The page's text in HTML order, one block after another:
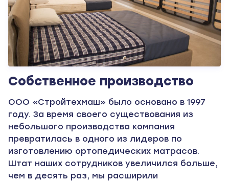
Собственное производство
ООО «Стройтехмаш» было основано в 1997
году. За время своего существования из
небольшого производства компания
превратилась в одного из лидеров по
изготовлению ортопедических матрасов.
Штат наших сотрудников увеличился больше,
чем в десять раз, мы расширили